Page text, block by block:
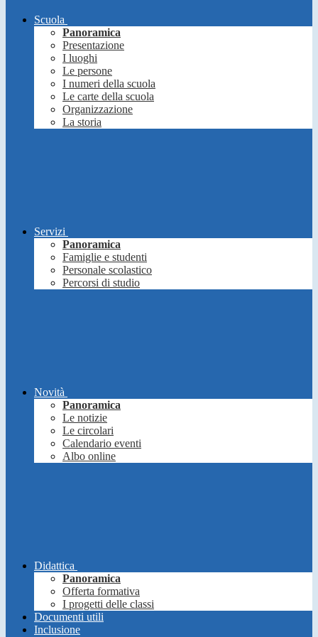
Scuola
Panoramica
Presentazione
I luoghi
Le persone
I numeri della scuola
Le carte della scuola
Organizzazione
La storia
Servizi
Panoramica
Famiglie e studenti
Personale scolastico
Percorsi di studio
Novità
Panoramica
Le notizie
Le circolari
Calendario eventi
Albo online
Didattica
Panoramica
Offerta formativa
I progetti delle classi
Documenti utili
Inclusione